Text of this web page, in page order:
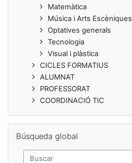
Matemàtica
Música i Arts Escèniques
Optatives generals
Tecnologia
Visual i plàstica
CICLES FORMATIUS
ALUMNAT
PROFESSORAT
COORDINACIÓ TIC
Búsqueda global
Buscar